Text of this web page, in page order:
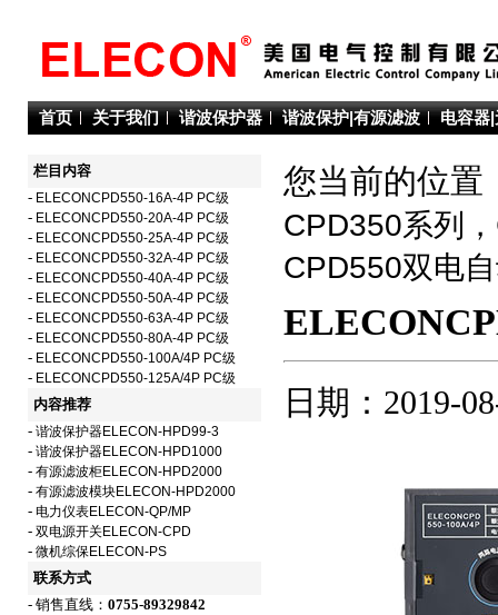
首页 关于我们 谐波保护器 谐波保护|有源滤波 电容器
栏目内容
- ELECONCPD550-16A-4P PC级
- ELECONCPD550-20A-4P PC级
- ELECONCPD550-25A-4P PC级
- ELECONCPD550-32A-4P PC级
- ELECONCPD550-40A-4P PC级
- ELECONCPD550-50A-4P PC级
- ELECONCPD550-63A-4P PC级
- ELECONCPD550-80A-4P PC级
- ELECONCPD550-100A/4P PC级
- ELECONCPD550-125A/4P PC级
内容推荐
- 谐波保护器ELECON-HPD99-3
- 谐波保护器ELECON-HPD1000
- 有源滤波柜ELECON-HPD2000
- 有源滤波模块ELECON-HPD2000
- 电力仪表ELECON-QP/MP
- 双电源开关ELECON-CPD
- 微机综保ELECON-PS
联系方式
- 销售直线： 0755-89329842
您当前的位
CPD350系列
CPD550双电
日期：2019-